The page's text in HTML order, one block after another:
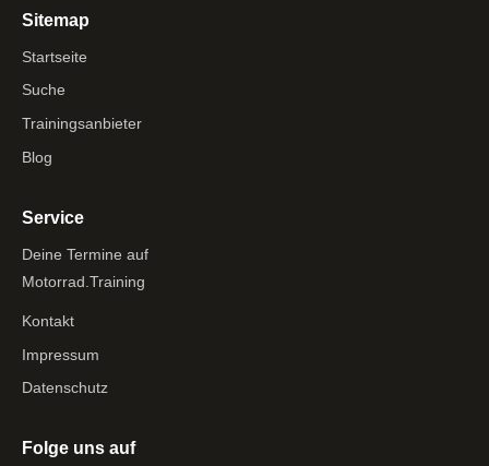
Sitemap
Startseite
Suche
Trainingsanbieter
Blog
Service
Deine Termine auf
Motorrad.Training
Kontakt
Impressum
Datenschutz
Folge uns auf